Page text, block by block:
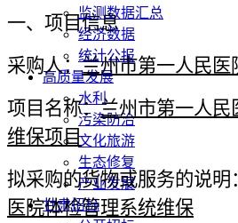
监测数据汇总
经济数据
统计公报
高质量发展
水利
污染防治
文化旅游
生态修复
产业发展
甘肃招标
一、项目信息
采购人：兰州市第一人民医
项目名称：兰州市第一人民
维保项目
拟采购的货物或服务的说明：
医院体检管理系统维保